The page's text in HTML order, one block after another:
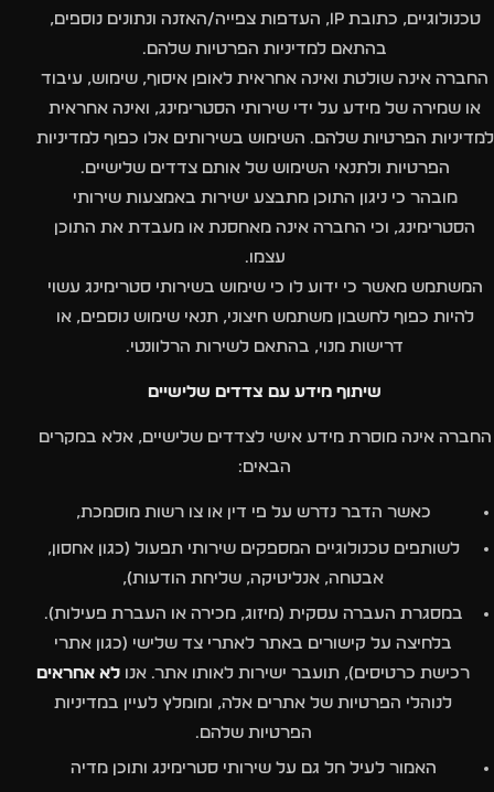
טכנולוגיים, כתובת IP, העדפות צפייה/האזנה ונתונים נוספים,
בהתאם למדיניות הפרטיות שלהם.
החברה אינה שולטת ואינה אחראית לאופן איסוף, שימוש, עיבוד
או שמירה של מידע על ידי שירותי הסטרימינג, ואינה אחראית
למדיניות הפרטיות שלהם. השימוש בשירותים אלו כפוף למדיניות
הפרטיות ולתנאי השימוש של אותם צדדים שלישיים.
מובהר כי ניגון התוכן מתבצע ישירות באמצעות שירותי
הסטרימינג, וכי החברה אינה מאחסנת או מעבדת את התוכן
עצמו.
המשתמש מאשר כי ידוע לו כי שימוש בשירותי סטרימינג עשוי
להיות כפוף לחשבון משתמש חיצוני, תנאי שימוש נוספים, או
דרישות מנוי, בהתאם לשירות הרלוונטי.
שיתוף מידע עם צדדים שלישיים
החברה אינה מוסרת מידע אישי לצדדים שלישיים, אלא במקרים
הבאים:
כאשר הדבר נדרש על פי דין או צו רשות מוסמכת,
לשותפים טכנולוגיים המספקים שירותי תפעול (כגון אחסון,
אבטחה, אנליטיקה, שליחת הודעות),
במסגרת העברה עסקית (מיזוג, מכירה או העברת פעילות).
בלחיצה על קישורים באתר לאתרי צד שלישי (כגון אתרי
רכישת כרטיסים), תועבר ישירות לאותו אתר. אנו לא אחראים
לנוהלי הפרטיות של אתרים אלה, ומומלץ לעיין במדיניות
הפרטיות שלהם.
האמור לעיל חל גם על שירותי סטרימינג ותוכן מדיה